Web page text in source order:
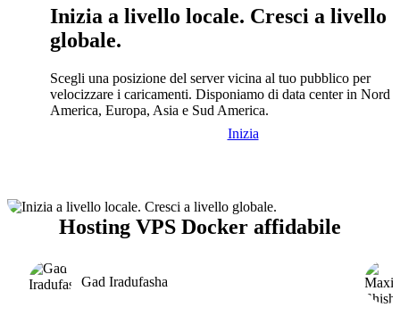
Inizia a livello locale. Cresci a livello
globale.
Scegli una posizione del server vicina al tuo pubblico per
velocizzare i caricamenti. Disponiamo di data center in Nord
America, Europa, Asia e Sud America.
Inizia
Hosting VPS Docker affidabile
Gad Iradufasha